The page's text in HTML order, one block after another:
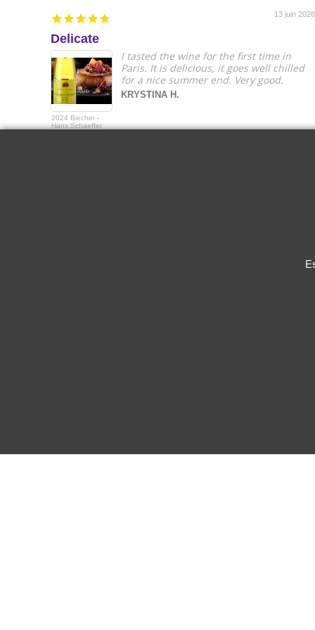
13 juin 2026
Delicate
2024 Biecher -
Hans Schaeffer
I tasted the wine for the first time in
Paris. It is delicious, it goes well chilled
for a nice summer end. Very good.
KRYSTINA H.